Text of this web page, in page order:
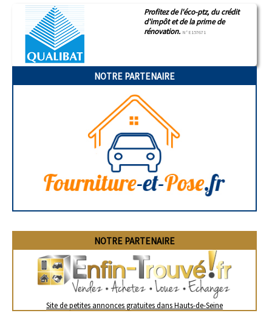
Profitez de l'éco-ptz, du crédit
d'impôt et de la prime de
rénovation. N°E157671
NOTRE PARTENAIRE
NOTRE PARTENAIRE
Site de petites annonces gratuites dans Hauts-de-Seine